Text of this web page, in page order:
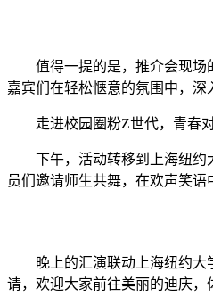
值得一提的是，推介会现场的
嘉宾们在轻松惬意的氛围中，深
走进校园圈粉Z世代，青春对
下午，活动转移到上海纽约大
员们邀请师生共舞，在欢声笑语
晚上的汇演联动上海纽约大学
请，欢迎大家前往美丽的迪庆，